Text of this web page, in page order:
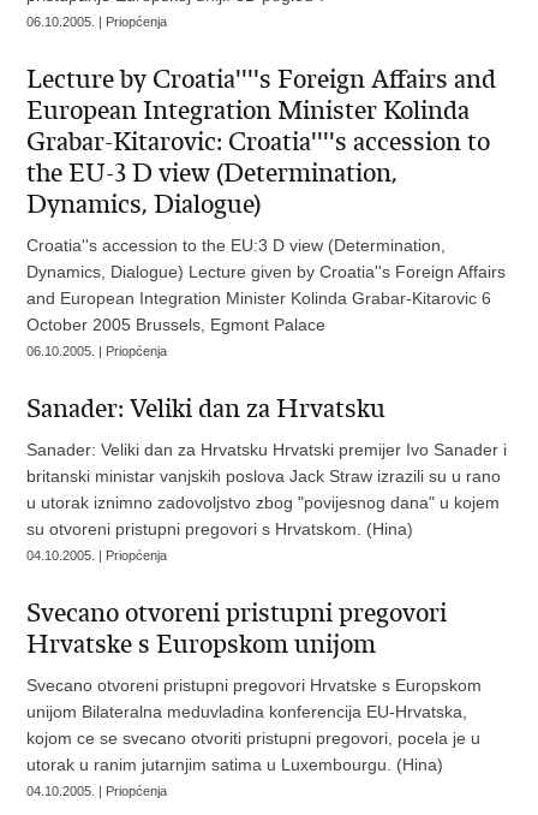
06.10.2005. | Priopćenja
Lecture by Croatia''''s Foreign Affairs and
European Integration Minister Kolinda
Grabar-Kitarovic: Croatia''''s accession to
the EU-3 D view (Determination,
Dynamics, Dialogue)
Croatia''s accession to the EU:3 D view (Determination,
Dynamics, Dialogue) Lecture given by Croatia''s Foreign Affairs
and European Integration Minister Kolinda Grabar-Kitarovic 6
October 2005 Brussels, Egmont Palace
06.10.2005. | Priopćenja
Sanader: Veliki dan za Hrvatsku
Sanader: Veliki dan za Hrvatsku Hrvatski premijer Ivo Sanader i
britanski ministar vanjskih poslova Jack Straw izrazili su u rano
u utorak iznimno zadovoljstvo zbog "povijesnog dana" u kojem
su otvoreni pristupni pregovori s Hrvatskom. (Hina)
04.10.2005. | Priopćenja
Svecano otvoreni pristupni pregovori
Hrvatske s Europskom unijom
Svecano otvoreni pristupni pregovori Hrvatske s Europskom
unijom Bilateralna meduvladina konferencija EU-Hrvatska,
kojom ce se svecano otvoriti pristupni pregovori, pocela je u
utorak u ranim jutarnjim satima u Luxembourgu. (Hina)
04.10.2005. | Priopćenja